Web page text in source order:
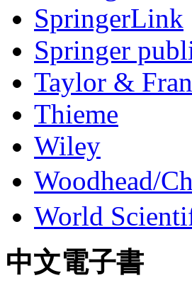
SpringerLink
Springer
Taylor &
Thieme
Wiley
Woodhead/
World
中文電子書